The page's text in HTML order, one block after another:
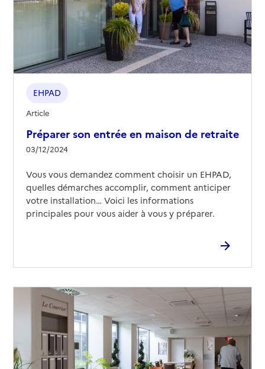
Préparer son entrée en maison de retraite
03/12/2024
EHPAD
Article
Vous vous demandez comment choisir un EHPAD,
quelles démarches accomplir, comment anticiper
votre installation… Voici les informations
principales pour vous aider à vous y préparer.